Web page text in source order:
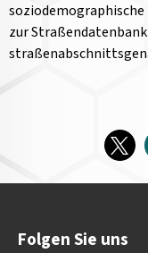
soziodemographische
zur Straßendatenbank
Folgen Sie uns